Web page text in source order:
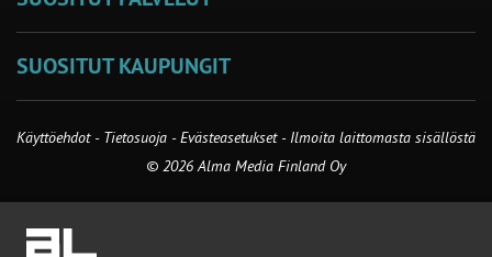
SUOSITUT KAUPUNGIT
Käyttöehdot - Tietosuoja -Evästeasetukset- Ilmoita laittomasta sisällöstä
© 2026 Alma Media Finland Oy